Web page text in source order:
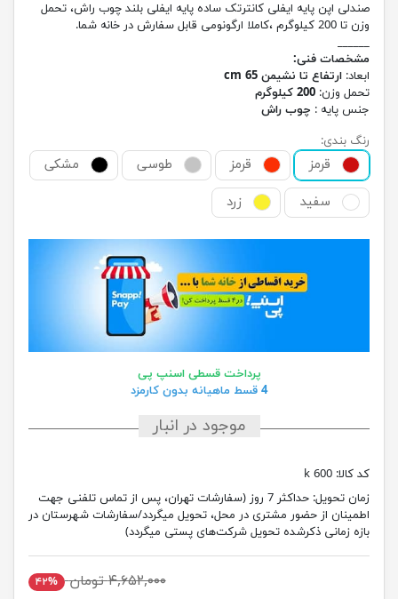
صندلی اپن پایه ایفلی کانترتک ساده پایه ایفلی بلند چوب راش، تحمل
وزن تا 200 کیلوگرم ،کاملا ارگونومی قابل سفارش در خانه شما.
______
مشخصات فنی:
ابعاد: ارتفاع تا نشیمن 65 cm
تحمل وزن: 200 کیلوگرم
جنس پایه : چوب راش
رنگ بندی:
قرمز قرمز طوسی
مشکی
سفید
زرد
پرداخت قسطی اسنپ پی
4 قسط ماهیانه بدون کارمزد
موجود در انبار
کد کالا: k 600
زمان تحویل:
حداکثر 7 روز (سفارشات تهران، پس از تماس تلفنی جهت
اطمینان از حضور مشتری در محل، تحویل میگردد/سفارشات شهرستان در
بازه زمانی ذکرشده تحویل شرکت‌های پستی میگردد)
۴,۶۵۲,۰۰۰ تومان ۴۲%